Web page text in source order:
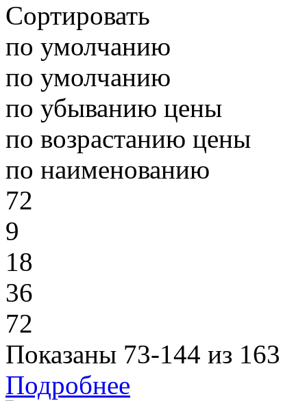
Сортировать
по умолчанию
по умолчанию
по убыванию цены
по возрастанию цены
по наименованию
72
9
18
36
72
Показаны 73-144 из 163
Подробнее